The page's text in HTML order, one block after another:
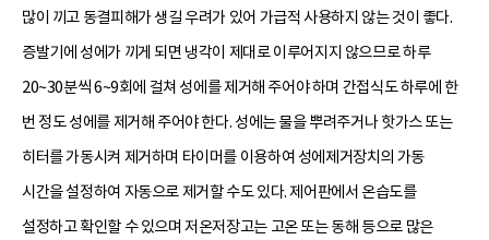
많이 끼고 동결피해가 생길 우려가 있어 가급적 사용하지 않는 것이 좋다.
증발기에 성에가 끼게 되면 냉각이 제대로 이루어지지 않으므로 하루
20~30분씩 6~9회에 걸쳐 성에를 제거해 주어야 하며 간접식도 하루에 한
번 정도 성에를 제거해 주어야 한다. 성에는 물을 뿌려주거나 핫가스 또는
히터를 가동시켜 제거하며 타이머를 이용하여 성에제거장치의 가동
시간을 설정하여 자동으로 제거할 수도 있다. 제어판에서 온습도를
설정하고 확인할 수 있으며 저온저장고는 고온 또는 동해 등으로 많은